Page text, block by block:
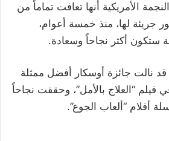
الأمريكية أنها تعافت تماماً من
جريئة لها، منذ خمسة أعوام،
ستكون أكثر نجاحاً وسعادة.
نالت جائزة أوسكار أفضل ممثلة
في فيلم “العلاج بالأمل”، وحققت نجاحاً
أفلام “ألعاب الجوع”.